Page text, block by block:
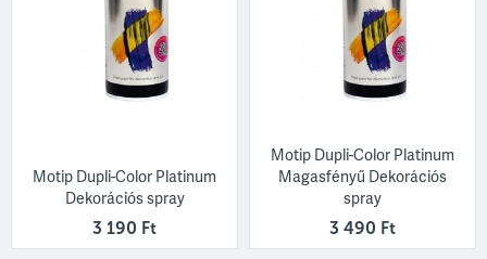
Motip Dupli-Color Platinum
Dekorációs spray
3 190 Ft
Motip Dupli-Color Platinum
Magasfényű Dekorációs
spray
3 490 Ft